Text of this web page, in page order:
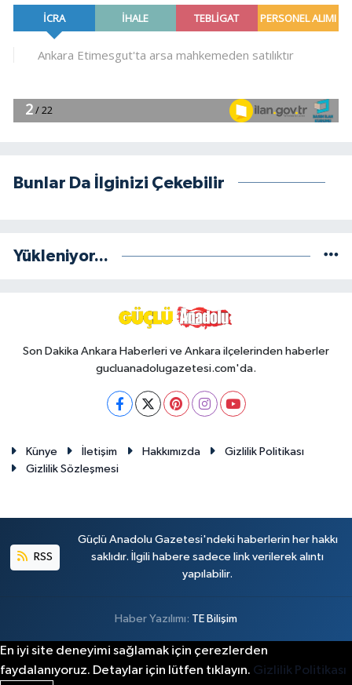
Bunlar Da İlginizi Çekebilir
Yükleniyor...
Son Dakika Ankara Haberleri ve Ankara ilçelerinden haberler
gucluanadolugazetesi.com'da.
Künye İletişim Hakkımızda
Gizlilik Politikası
Gizlilik Sözleşmesi
RSS
Güçlü Anadolu Gazetesi'ndeki haberlerin her hakkı
saklıdır. İlgili habere sadece link verilerek alıntı
yapılabilir.
Haber Yazılımı: TE Bilişim
En iyi site deneyimi sağlamak için çerezlerden
faydalanıyoruz. Detaylar için lütfen tıklayın. Gizlilik Politikası